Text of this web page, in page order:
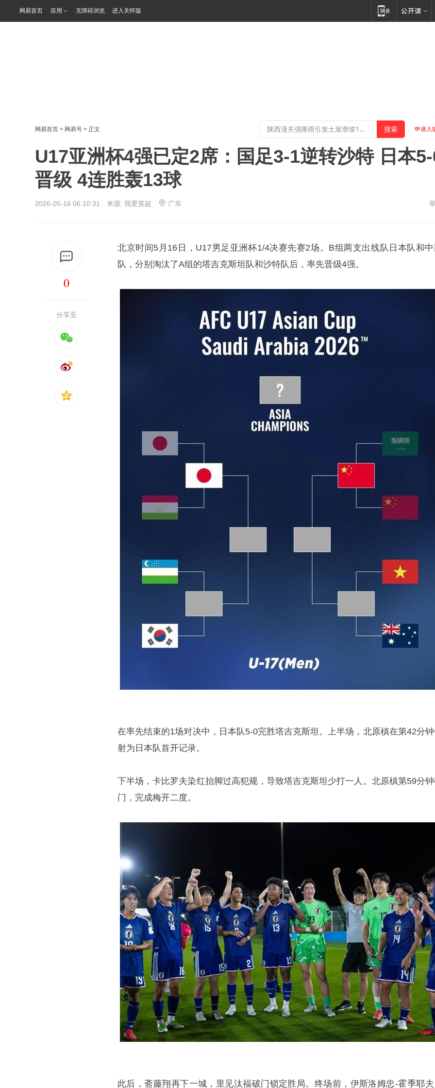
网易首页 应用 无障碍浏览 进入关怀版
网易首页 > 网易号 > 正文 申请入
U17亚洲杯4强已定2席：国足3-1逆转沙特 日本
晋级 4连胜轰13球
2026-05-16 06:10:31 来源: 我爱英超 广东
0
分享至
北京时间5月16日，U17男足亚洲杯1/4决赛先赛2场。B组两支出线队日本队和
队，分别淘汰了A组的塔吉克斯坦队和沙特队后，率先晋级4强。
在率先结束的1场对决中，日本队5-0完胜塔吉克斯坦。上半场，北原槙在第42分
射为日本队首开记录。
下半场，卡比罗夫染红抬脚过高犯规，导致塔吉克斯坦少打一人。北原槙第59分
门，完成梅开二度。
此后，斋藤翔再下一城，里见汰福破门锁定胜局。终场前，伊斯洛姆忠-霍季耶